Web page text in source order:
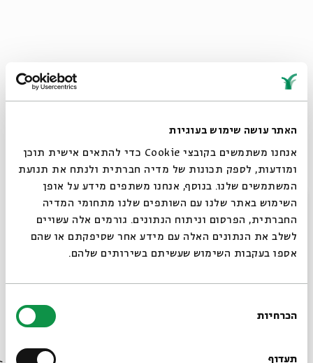
האתר עושה שימוש בעוגיות
אנחנו משתמשים בקובצי Cookie כדי להתאים אישית תוכן
ומודעות, לספק תכונות של מדיה חברתית ולנתח את תנועת
המשתמשים שלנו. בנוסף, אנחנו משתפים מידע על אופן
השימוש באתר שלנו עם השותפים שלנו מתחומי המדיה
החברתית, הפרסום וניתוח הנתונים. גורמים אלה עשויים
לשלב את הנתונים האלה עם מידע אחר שסיפקתם או שהם
אספו בעקבות השימוש שעשיתם בשירותים שלהם.
הסכמה
הכרחיות
תעדוף
אל תלכי פתאום גם את.
בואי אמא, בואי אמא,
בואי שבי איתי מעט.
בעצים מכה הרוח,
וידייך כה חמות.
אל תלכי, ספרי לי אמא
איך באים החלומות.
אל חדרי יבוא בלאט,
סגור